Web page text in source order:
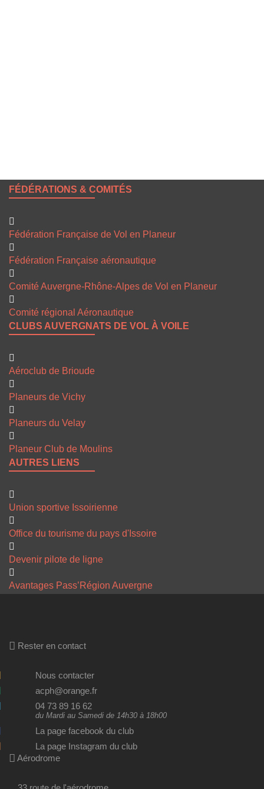
FÉDÉRATIONS & COMITÉS
Fédération Française de Vol en Planeur
Fédération Française aéronautique
Comité Auvergne-Rhône-Alpes de Vol en Planeur
Comité régional Aéronautique
CLUBS AUVERGNATS DE VOL À VOILE
Aéroclub de Brioude
Planeurs de Vichy
Planeurs du Velay
Planeur Club de Moulins
AUTRES LIENS
Union sportive Issoirienne
Office du tourisme du pays d'Issoire
Devenir pilote de ligne
Avantages Pass’Région Auvergne
Rester en contact
Nous contacter
acph@orange.fr
04 73 89 16 62
du Mardi au Samedi de 14h30 à 18h00
La page facebook du club
La page Instagram du club
Aérodrome